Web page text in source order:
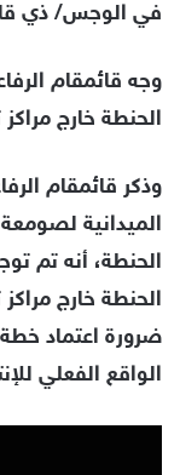
في الوجس/ ذي
وجه قائمقام
الحنطة خارج
وذكر قائمقام
الميدانية
الحنطة، أنه تم
الحنطة خارج
ضرورة اعتماد
الواقع الفعلي